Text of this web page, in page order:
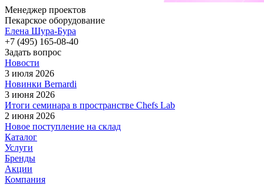
Менеджер проектов
Пекарское оборудование
Елена Шура-Бура
+7 (495) 165-08-40
Задать вопрос
Новости
3 июля 2026
Новинки Bernardi
3 июня 2026
Итоги семинара в пространстве Chefs Lab
2 июня 2026
Новое поступление на склад
Каталог
Услуги
Бренды
Акции
Компания